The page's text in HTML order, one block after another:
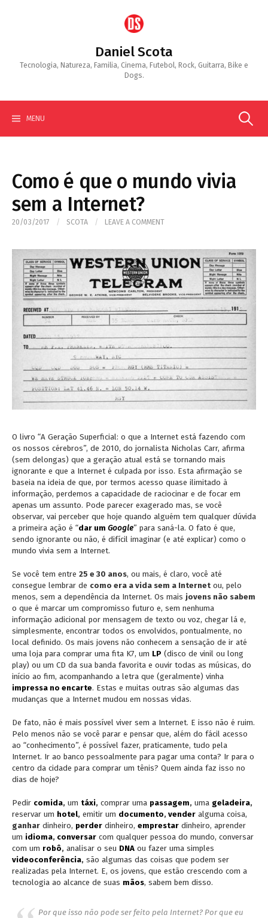
Daniel Scota
Tecnologia, Natureza, Familia, Cinema, Futebol, Rock, Guitarra, Bike e
Dogs.
MENU Search
Como é que o mundo vivia
sem a Internet?
20/03/2017 / SCOTA / LEAVE A COMMENT
O livro “A Geração Superficial: o que a Internet está fazendo com
os nossos cérebros”, de 2010, do jornalista Nicholas Carr, afirma
(sem delongas) que a geração atual está se tornando mais
ignorante e que a Internet é culpada por isso. Esta afirmação se
baseia na ideia de que, por termos acesso quase ilimitado à
informação, perdemos a capacidade de raciocinar e de focar em
apenas um assunto. Pode parecer exagerado mas, se você
observar, vai perceber que hoje quando alguém tem qualquer dúvida
a primeira ação é “dar um Google” para saná-la. O fato é que,
sendo ignorante ou não, é difícil imaginar (e até explicar) como o
mundo vivia sem a Internet.
Se você tem entre 25 e 30 anos, ou mais, é claro, você até
consegue lembrar de como era a vida sem a Internet ou, pelo
menos, sem a dependência da Internet. Os mais jovens não sabem
o que é marcar um compromisso futuro e, sem nenhuma
informação adicional por mensagem de texto ou voz, chegar lá e,
simplesmente, encontrar todos os envolvidos, pontualmente, no
local definido. Os mais jovens não conhecem a sensação de ir até
uma loja para comprar uma fita K7, um LP (disco de vinil ou long
play) ou um CD da sua banda favorita e ouvir todas as músicas, do
início ao fim, acompanhando a letra que (geralmente) vinha
impressa no encarte. Estas e muitas outras são algumas das
mudanças que a Internet mudou em nossas vidas.
De fato, não é mais possível viver sem a Internet. E isso não é ruim.
Pelo menos não se você parar e pensar que, além do fácil acesso
ao “conhecimento”, é possível fazer, praticamente, tudo pela
Internet. Ir ao banco pessoalmente para pagar uma conta? Ir para o
centro da cidade para comprar um tênis? Quem ainda faz isso no
dias de hoje?
Pedir comida, um táxi, comprar uma passagem, uma geladeira,
reservar um hotel, emitir um documento, vender alguma coisa,
ganhar dinheiro, perder dinheiro, emprestar dinheiro, aprender
um idioma, conversar com qualquer pessoa do mundo, conversar
com um robô, analisar o seu DNA ou fazer uma simples
videoconferência, são algumas das coisas que podem ser
realizadas pela Internet. E, os jovens, que estão crescendo com a
tecnologia ao alcance de suas mãos, sabem bem disso.
Por que isso não pode ser feito pela Internet? Por que eu